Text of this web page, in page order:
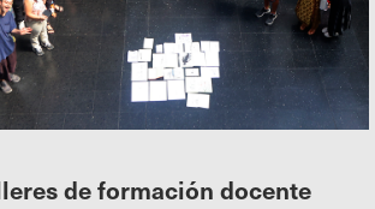
de formación docente